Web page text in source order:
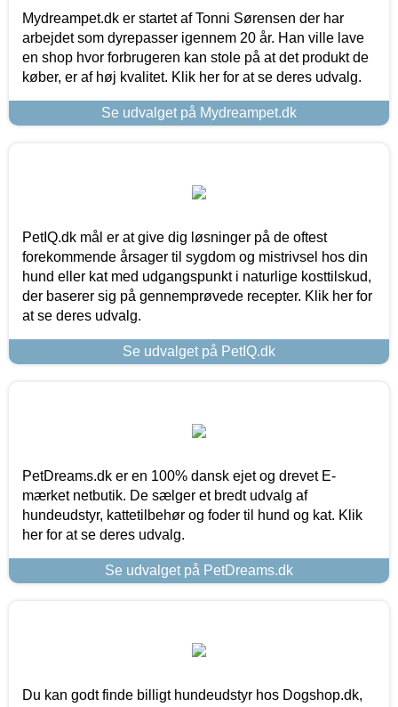
Mydreampet.dk er startet af Tonni Sørensen der har
arbejdet som dyrepasser igennem 20 år. Han ville lave
en shop hvor forbrugeren kan stole på at det produkt de
køber, er af høj kvalitet. Klik her for at se deres udvalg.
Se udvalget på Mydreampet.dk
PetIQ.dk mål er at give dig løsninger på de oftest
forekommende årsager til sygdom og mistrivsel hos din
hund eller kat med udgangspunkt i naturlige kosttilskud,
der baserer sig på gennemprøvede recepter. Klik her for
at se deres udvalg.
Se udvalget på PetIQ.dk
PetDreams.dk er en 100% dansk ejet og drevet E-
mærket netbutik. De sælger et bredt udvalg af
hundeudstyr, kattetilbehør og foder til hund og kat. Klik
her for at se deres udvalg.
Se udvalget på PetDreams.dk
Du kan godt finde billigt hundeudstyr hos Dogshop.dk,